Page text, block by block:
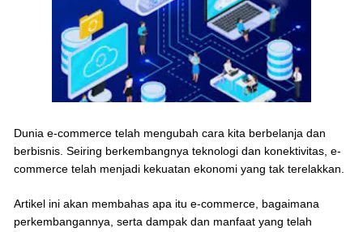
Dunia e-commerce telah mengubah cara kita berbelanja dan
berbisnis. Seiring berkembangnya teknologi dan konektivitas, e-
commerce telah menjadi kekuatan ekonomi yang tak terelakkan.
Artikel ini akan membahas apa itu e-commerce, bagaimana
perkembangannya, serta dampak dan manfaat yang telah